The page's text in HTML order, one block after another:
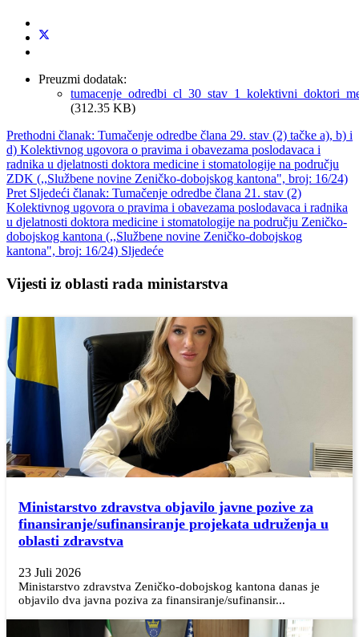
Preuzmi dodatak:
(312.35 KB)
Prethodni članak: Tumačenje odredbe člana 29. stav (2) tačke a), b) i
d) Kolektivnog ugovora o pravima i obavezama poslodavaca i
radnika u djelatnosti doktora medicine i stomatologije na području
ZDK (,,Službene novine Zeničko-dobojskog kantona", broj: 16/24)
Pret Sljedeći članak: Tumačenje odredbe člana 21. stav (2)
Kolektivnog ugovora o pravima i obavezama poslodavaca i radnika
u djelatnosti doktora medicine i stomatologije na području Zeničko-
dobojskog kantona (,,Službene novine Zeničko-dobojskog
kantona", broj: 16/24) Sljedeće
Vijesti iz oblasti rada ministarstva
Ministarstvo zdravstva objavilo javne pozive za
finansiranje/sufinansiranje projekata udruženja u
oblasti zdravstva
23 Juli 2026
Ministarstvo zdravstva Zeničko-dobojskog kantona danas je
objavilo dva javna poziva za finansiranje/sufinansir...